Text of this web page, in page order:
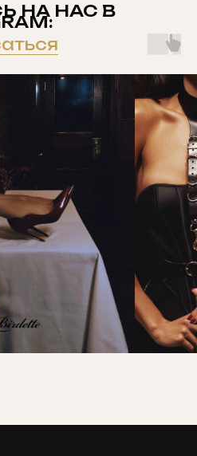
НА НАС В